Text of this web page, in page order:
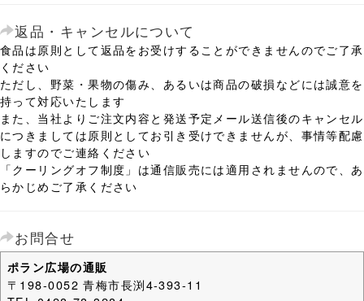
返品・キャンセルについて
食品は原則として返品をお受けすることができませんのでご了承
ください
ただし、野菜・果物の傷み、あるいは商品の破損などには誠意を
持って対応いたします
また、当社よりご注文内容と発送予定メール送信後のキャンセル
につきましては原則としてお引き受けできませんが、事情等配慮
しますのでご連絡ください
「クーリングオフ制度」は通信販売には適用されませんので、あ
らかじめご了承ください
お問合せ
ポラン広場の通販
〒198-0052 青梅市長渕4-393-11